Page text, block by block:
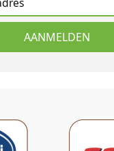
AANMELDEN